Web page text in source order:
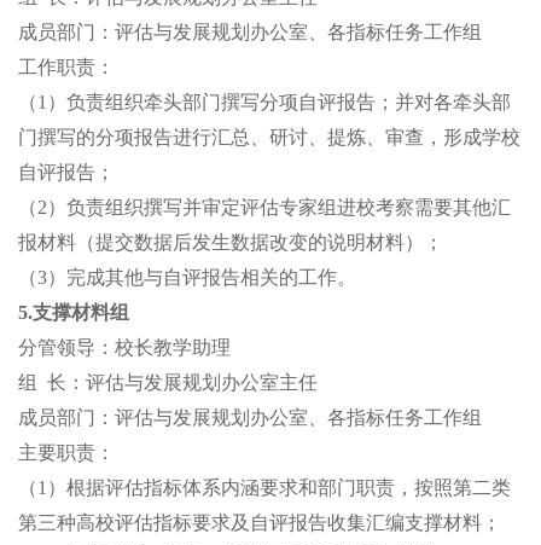
成员部门：评估与发展规划办公室、各指标任务工作组
工作职责：
（1）负责组织牵头部门撰写分项自评报告；并对各牵头部
门撰写的分项报告进行汇总、研讨、提炼、审查，形成学校
自评报告；
（2）负责组织撰写并审定评估专家组进校考察需要其他汇
报材料（提交数据后发生数据改变的说明材料）；
（3）完成其他与自评报告相关的工作。
5.支撑材料组
分管领导： 校长教学助理
组 长：评估与发展规划办公室主任
成员部门：评估与发展规划办公室、各指标任务工作组
主要职责：
（1）根据评估指标体系内涵要求和部门职责，按照第二类
第三种高校评估指标要求及自评报告收集汇编支撑材料；